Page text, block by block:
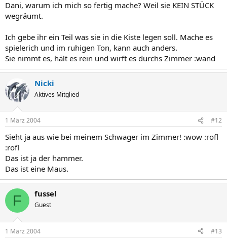
Dani, warum ich mich so fertig mache? Weil sie KEIN STÜCK
wegräumt.
Ich gebe ihr ein Teil was sie in die Kiste legen soll. Mache es
spielerich und im ruhigen Ton, kann auch anders.
Sie nimmt es, hält es rein und wirft es durchs Zimmer :wand
Nicki
Aktives Mitglied
1 März 2004 #12
Sieht ja aus wie bei meinem Schwager im Zimmer! :wow :rofl
:rofl
Das ist ja der hammer.
Das ist eine Maus.
F fussel
Guest
1 März 2004 #13